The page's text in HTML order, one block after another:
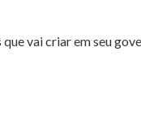
vai criar em seu